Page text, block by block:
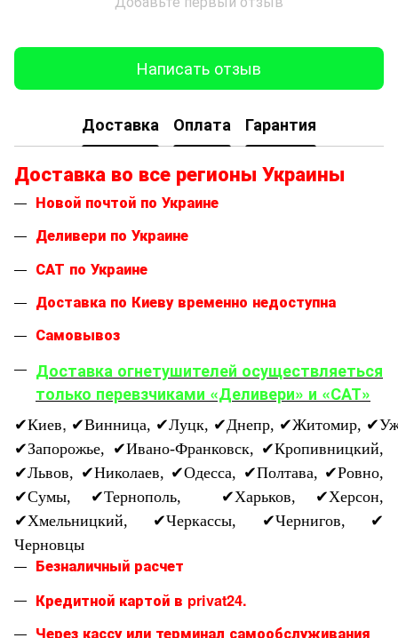
Написать отзыв
Доставка Оплата Гарантия
Доставка во все регионы Украины
Новой почтой по Украине
Деливери по Украине
САТ по Украине
Доставка по Киеву временно недоступна
Самовывоз
Доставка огнетушителей осуществляеться
только перевзчиками «Деливери» и «САТ»
✔Киев, ✔Винница, ✔Луцк, ✔Днепр, ✔Житомир, ✔
✔Запорожье, ✔Ивано-Франковск, ✔Кропивницкий,
✔Львов, ✔Николаев, ✔Одесса, ✔Полтава, ✔Ровно,
✔Сумы, ✔Тернополь, ✔Харьков, ✔Херсон,
✔Хмельницкий, ✔Черкассы, ✔Чернигов, ✔
Черновцы
Безналичный расчет
Кредитной картой в privat24.
Через кассу или терминал самообслуживания